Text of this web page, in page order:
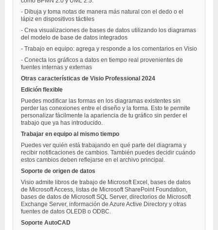
- Dibuja y toma notas de manera más natural con el dedo o el
lápiz en dispositivos táctiles
- Crea visualizaciones de bases de datos utilizando los diagramas
del modelo de base de datos integrados
- Trabajo en equipo: agrega y responde a los comentarios en Visio
- Conecta los gráficos a datos en tiempo real provenientes de
fuentes internas y externas
Otras características de Visio Professional 2024
Edición flexible
Puedes modificar las formas en los diagramas existentes sin
perder las conexiones entre el diseño y la forma. Esto te permite
personalizar fácilmente la apariencia de tu gráfico sin perder el
trabajo que ya has introducido.
Trabajar en equipo al mismo tiempo
Puedes ver quién está trabajando en qué parte del diagrama y
recibir notificaciones de cambios. También puedes decidir cuándo
estos cambios deben reflejarse en el archivo principal.
Soporte de origen de datos
Visio admite libros de trabajo de Microsoft Excel, bases de datos
de Microsoft Access, listas de Microsoft SharePoint Foundation,
bases de datos de Microsoft SQL Server, directorios de Microsoft
Exchange Server, información de Azure Active Directory y otras
fuentes de datos OLEDB o ODBC.
Soporte AutoCAD